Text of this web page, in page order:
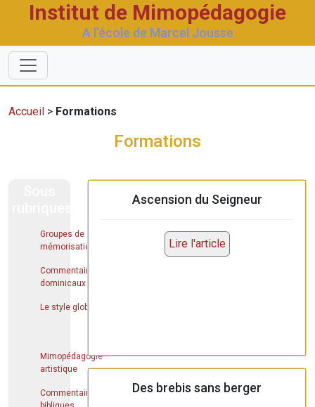
Institut de Mimopédagogie
A l’école de Marcel Jousse
Accueil > Formations
Formations
Groupes de
mémorisation
Commentaires
dominicaux
Le style global
Mimopédagogie
artistique
Commentaires
Ascension du Seigneur
Lire l'article
Des brebis sans berger